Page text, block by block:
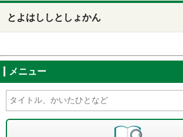
とよはししとしょかん
メニュー